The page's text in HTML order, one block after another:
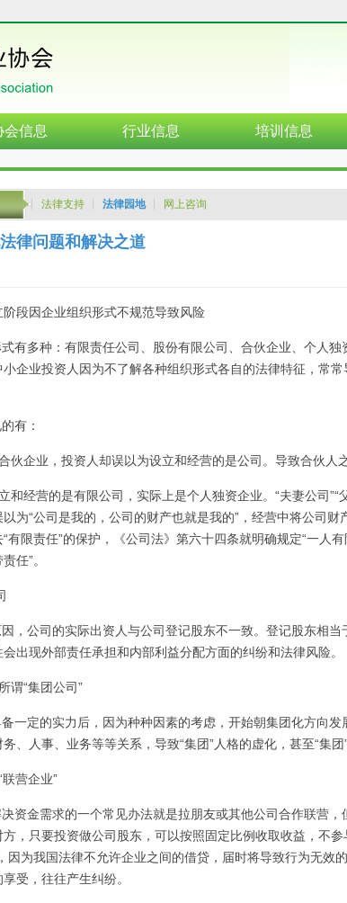
会信息 行业信息 培训信息
法律支持 法律园地 网上咨询
律问题和解决之道
段因企业组织形式不规范导致风险
有多种：有限责任公司、股份有限公司、合伙企业、个人
企业投资人因为不了解各种组织形式各自的法律特征，常
有：
伙企业，投资人却误以为设立和经营的是公司。导致合伙人
和经营的是有限公司，实际上是个人独资企业。“夫妻公司
为“公司是我的，公司的财产也就是我的”，经营中将公司
“有限责任”的保护，《公司法》第六十四条就明确规定“一
任”。
，公司的实际出资人与公司登记股东不一致。登记股东相当
出现外部责任承担和内部利益分配方面的纠纷和法律风险。
谓“集团公司”
一定的实力后，因为种种因素的考虑，开始朝集团化方向
、人事、业务等等关系，导致“集团”人格的虚化，甚至“集
营企业”
资金需求的一个常见办法就是拉朋友或其他公司合作联营
，只要投资做公司股东，可以按照固定比例收取收益，不
因为我国法律不允许企业之间的借贷，届时将导致行为无
受，往往产生纠纷。